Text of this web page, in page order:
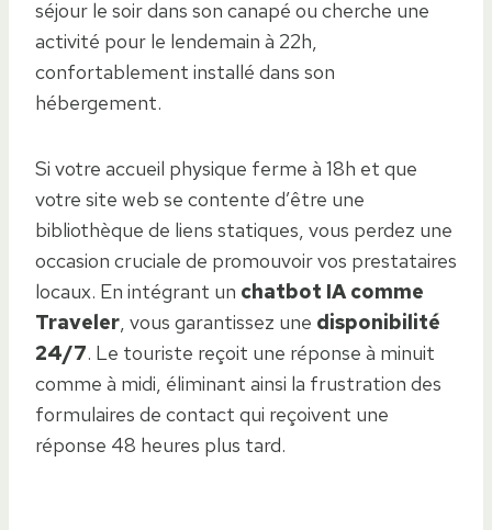
séjour le soir dans son canapé ou cherche une
activité pour le lendemain à 22h,
confortablement installé dans son
hébergement.
Si votre accueil physique ferme à 18h et que
votre site web se contente d’être une
bibliothèque de liens statiques, vous perdez une
occasion cruciale de promouvoir vos prestataires
locaux. En intégrant un chatbot IA comme
Traveler, vous garantissez une disponibilité
24/7. Le touriste reçoit une réponse à minuit
comme à midi, éliminant ainsi la frustration des
formulaires de contact qui reçoivent une
réponse 48 heures plus tard.